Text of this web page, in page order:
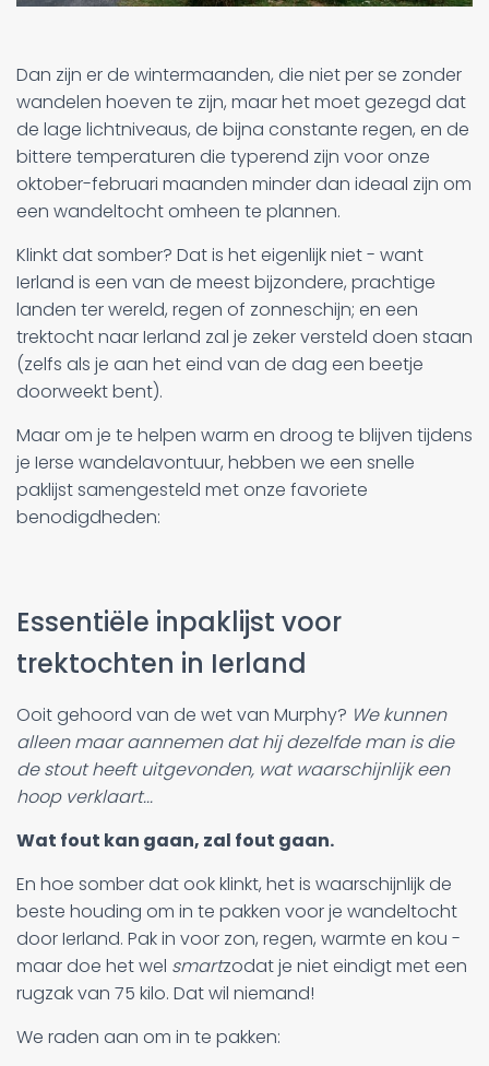
Dan zijn er de wintermaanden, die niet per se zonder
wandelen hoeven te zijn, maar het moet gezegd dat
de lage lichtniveaus, de bijna constante regen, en de
bittere temperaturen die typerend zijn voor onze
oktober-februari maanden minder dan ideaal zijn om
een wandeltocht omheen te plannen.
Klinkt dat somber? Dat is het eigenlijk niet - want
Ierland is een van de meest bijzondere, prachtige
landen ter wereld, regen of zonneschijn; en een
trektocht naar Ierland zal je zeker versteld doen staan
(zelfs als je aan het eind van de dag een beetje
doorweekt bent).
Maar om je te helpen warm en droog te blijven tijdens
je Ierse wandelavontuur, hebben we een snelle
paklijst samengesteld met onze favoriete
benodigdheden:
Essentiële inpaklijst voor
trektochten in Ierland
Ooit gehoord van de wet van Murphy? We kunnen
alleen maar aannemen dat hij dezelfde man is die
de stout heeft uitgevonden, wat waarschijnlijk een
hoop verklaart...
Wat fout kan gaan, zal fout gaan.
En hoe somber dat ook klinkt, het is waarschijnlijk de
beste houding om in te pakken voor je wandeltocht
door Ierland. Pak in voor zon, regen, warmte en kou -
maar doe het wel smartzodat je niet eindigt met een
rugzak van 75 kilo. Dat wil niemand!
We raden aan om in te pakken: